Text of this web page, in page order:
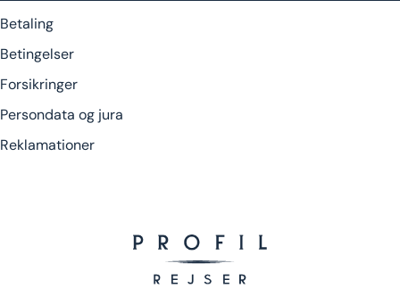
Betaling
Betingelser
Forsikringer
Persondata og jura
Reklamationer